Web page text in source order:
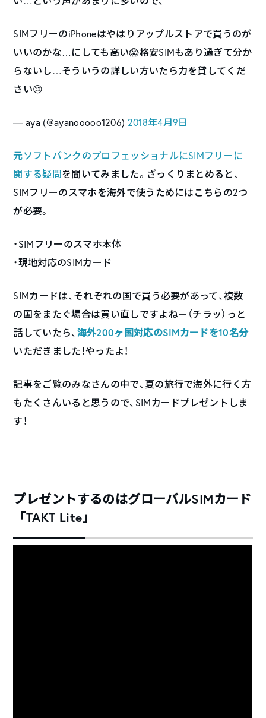
SIMフリーのiPhoneはやはりアップルストアで買うのが
いいのかな…にしても高い😱格安SIMもあり過ぎて分か
らないし…そういうの詳しい方いたら力を貸してくだ
さい😢
— aya (@ayanooooo1206) 2018年4月9日
元ソフトバンクのプロフェッショナルにSIMフリーに
関する疑問を聞いてみました。ざっくりまとめると、
SIMフリーのスマホを海外で使うためにはこちらの2つ
が必要。
・SIMフリーのスマホ本体
・現地対応のSIMカード
SIMカードは、それぞれの国で買う必要があって、複数
の国をまたぐ場合は買い直しですよねー（チラッ）っと
話していたら、 海外200ヶ国対応のSIMカードを10名分
いただきました！やったよ！
記事をご覧のみなさんの中で、夏の旅行で海外に行く方
もたくさんいると思うので、SIMカードプレゼントしま
す！
プレゼントするのはグローバルSIMカード
「TAKT Lite」